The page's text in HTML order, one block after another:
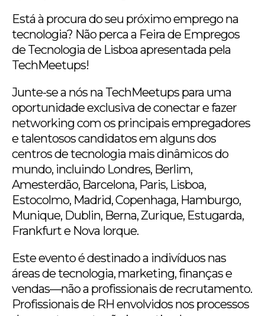
Está à procura do seu próximo emprego na
tecnologia? Não perca a Feira de Empregos
de Tecnologia de Lisboa apresentada pela
TechMeetups!
Junte-se a nós na TechMeetups para uma
oportunidade exclusiva de conectar e fazer
networking com os principais empregadores
e talentosos candidatos em alguns dos
centros de tecnologia mais dinâmicos do
mundo, incluindo Londres, Berlim,
Amesterdão, Barcelona, Paris, Lisboa,
Estocolmo, Madrid, Copenhaga, Hamburgo,
Munique, Dublin, Berna, Zurique, Estugarda,
Frankfurt e Nova Iorque.
Este evento é destinado a indivíduos nas
áreas de tecnologia, marketing, finanças e
vendas—não a profissionais de recrutamento.
Profissionais de RH envolvidos nos processos